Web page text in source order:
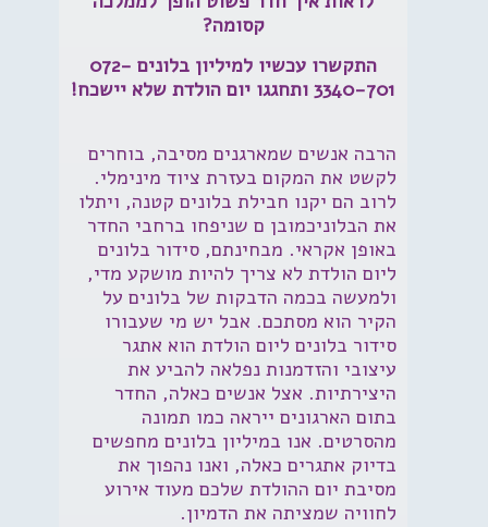
קסומה?
התקשרו עכשיו למיליון בלונים 072-
3340-701 ותחגגו יום הולדת שלא יישכח!
הרבה אנשים שמארגנים מסיבה, בוחרים
לקשט את המקום בעזרת ציוד מינימלי.
לרוב הם יקנו חבילת בלונים קטנה, ויתלו
את הבלוניכמובן ם שניפחו ברחבי החדר
באופן אקראי. מבחינתם, סידור בלונים
ליום הולדת לא צריך להיות מושקע מדי,
ולמעשה בכמה הדבקות של בלונים על
הקיר הוא מסתכם. אבל יש מי שעבורו
סידור בלונים ליום הולדת הוא אתגר
עיצובי והזדמנות נפלאה להביע את
היצירתיות. אצל אנשים כאלה, החדר
בתום הארגונים ייראה כמו תמונה
מהסרטים. אנו במיליון בלונים מחפשים
בדיוק אתגרים כאלה, ואנו נהפוך את
מסיבת יום ההולדת שלכם מעוד אירוע
לחוויה שמציתה את הדמיון.